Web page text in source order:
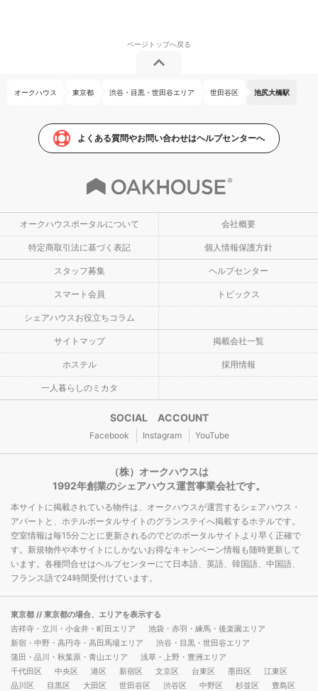
オークハウス 東京都 渋谷・目黒・世田谷エリア 世田谷区 池尻大橋駅
よくある質問やお問い合わせはヘルプセンターへ
オークハウスポータルについて 会社概要
特定商取引法に基づく表記 個人情報保護方針
スタッフ募集 ヘルプセンター
スマート会員 トピックス
シェアハウスお役立ちコラム
サイトマップ 掲載会社一覧
ホステル 採用情報
一人暮らしのミカタ
SOCIAL ACCOUNT
Facebook Instagram YouTube
（株）オークハウスは
1992年創業のシェアハウス運営事業会社です。
本サイトに掲載されている物件は、オークハウスが運営するシェアハウス・
アパートと、ホテルポータルサイトのグランステイへ掲載するホテルです。
空室情報は毎15分ごとに更新されるのでどのポータルサイトより早く正確で
す。新規物件や本サイトにしかないお得なキャンペーン情報も随時更新して
います。各種問合せはヘルプセンターにて日本語、英語、韓国語、中国語、
フランス語で24時間受付けています。
東京都 // 東京都の場合、エリアを表示する
吉祥寺・立川・小金井・町田エリア
池袋・赤羽・練馬・後楽園エリア
新宿・中野・高円寺・高田馬場エリア
渋谷・目黒・世田谷エリア
蒲田・品川・秋葉原・青山エリア
浅草・上野・豊洲エリア
千代田区
中央区 港区 新宿区 文京区 台東区 墨田区
江東区
品川区
目黒区 大田区 世田谷区 渋谷区 中野区 杉並区
豊島区